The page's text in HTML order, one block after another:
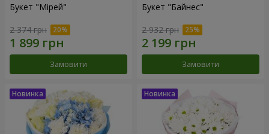
Букет "Мірей"
2 374 грн
Замовити
Букет "Байнес"
2 932 грн
Замовити